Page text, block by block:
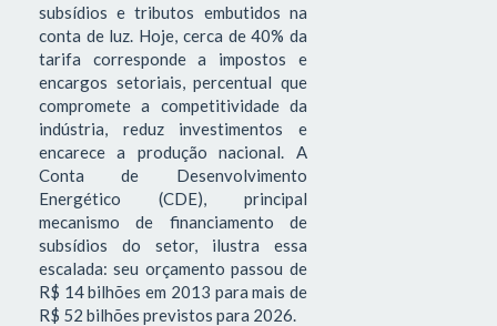
subsídios e tributos embutidos na
conta de luz. Hoje, cerca de 40% da
tarifa corresponde a impostos e
encargos setoriais, percentual que
compromete a competitividade da
indústria, reduz investimentos e
encarece a produção nacional. A
Conta de Desenvolvimento
Energético (CDE), principal
mecanismo de financiamento de
subsídios do setor, ilustra essa
escalada: seu orçamento passou de
R$ 14 bilhões em 2013 para mais de
R$ 52 bilhões previstos para 2026.